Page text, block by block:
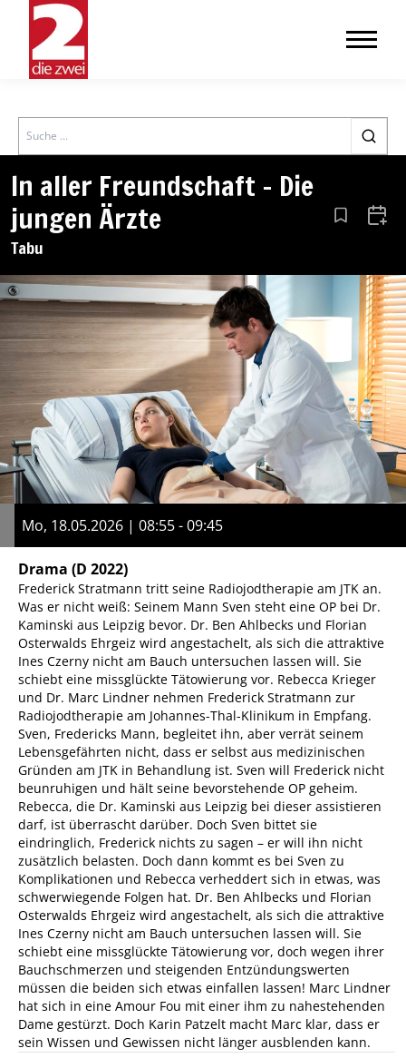
Search
In aller Freundschaft – Die
jungen Ärzte
Tabu
Aus den
Mo, 18.05.2026 | 08:55 - 09:45
Drama (D 2022)
Frederick Stratmann tritt seine Radiojodtherapie am JTK an.
Was er nicht weiß: Seinem Mann Sven steht eine OP bei Dr.
Kaminski aus Leipzig bevor. Dr. Ben Ahlbecks und Florian
Osterwalds Ehrgeiz wird angestachelt, als sich die attraktive
Ines Czerny nicht am Bauch untersuchen lassen will. Sie
schiebt eine missglückte Tätowierung vor. Rebecca Krieger
und Dr. Marc Lindner nehmen Frederick Stratmann zur
Radiojodtherapie am Johannes-Thal-Klinikum in Empfang.
Sven, Fredericks Mann, begleitet ihn, aber verrät seinem
Lebensgefährten nicht, dass er selbst aus medizinischen
Gründen am JTK in Behandlung ist. Sven will Frederick nicht
beunruhigen und hält seine bevorstehende OP geheim.
Rebecca, die Dr. Kaminski aus Leipzig bei dieser assistieren
darf, ist überrascht darüber. Doch Sven bittet sie
eindringlich, Frederick nichts zu sagen – er will ihn nicht
zusätzlich belasten. Doch dann kommt es bei Sven zu
Komplikationen und Rebecca verheddert sich in etwas, was
schwerwiegende Folgen hat. Dr. Ben Ahlbecks und Florian
Osterwalds Ehrgeiz wird angestachelt, als sich die attraktive
Ines Czerny nicht am Bauch untersuchen lassen will. Sie
schiebt eine missglückte Tätowierung vor, doch wegen ihrer
Bauchschmerzen und steigenden Entzündungswerten
müssen die beiden sich etwas einfallen lassen! Marc Lindner
hat sich in eine Amour Fou mit einer ihm zu nahestehenden
Dame gestürzt. Doch Karin Patzelt macht Marc klar, dass er
sein Wissen und Gewissen nicht länger ausblenden kann.